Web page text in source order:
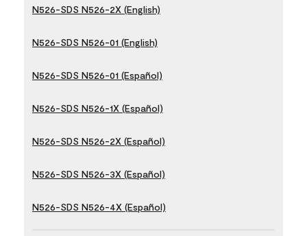
N526-SDS N526-2X (English)
N526-SDS N526-01 (English)
N526-SDS N526-01 (Español)
N526-SDS N526-1X (Español)
N526-SDS N526-2X (Español)
N526-SDS N526-3X (Español)
N526-SDS N526-4X (Español)